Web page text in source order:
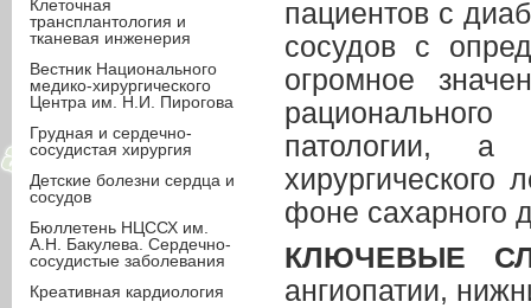
пациентов с
сосудов с
огромное
патологии, а
хирургического
фоне сахарного
КЛЮЧЕВЫЕ
ангиопатии,
Клеточная
трансплантология и
тканевая инженерия
Вестник Национального
медико-хирургического
Центра им. Н.И. Пирогова
Грудная и сердечно-
сосудистая хирургия
Детские болезни сердца и
сосудов
Бюллетень НЦССХ им.
А.Н. Бакулева. Сердечно-
сосудистые заболевания
Креативная кардиология